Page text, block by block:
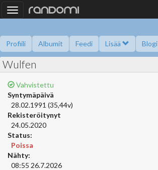
Toggle
navigation
Profiili Albumit Feedi Lisää
Kysy minulta
Wulfen
Vahvistettu
Syntymäpäivä
28.02.1991 (35,44v)
Rekisteröitynyt
24.05.2020
Status:
Poissa
Nähty:
08:55 26.7.2026